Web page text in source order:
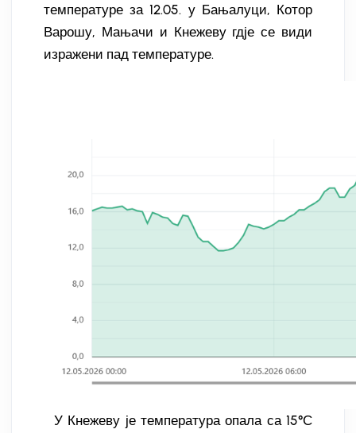
температуре за 12.05. у Бањалуци, Котор
Варошу, Мањачи и Кнежеву гдје се види
изражени пад температуре.
У Кнежеву је температура опала са 15°С